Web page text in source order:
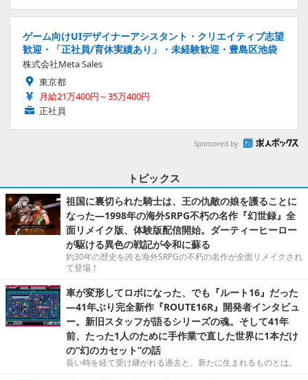
ゲーム向けUIデザイナーアシスタント・クリエイティブ志望
歓迎・「正社員/育休実績あり」・未経験歓迎・豊島区池袋
株式会社Meta Sales
東京都
月給21万400円～35万400円
正社員
Sponsored by
トピックス
祖国に裏切られた騎士は、王の仇敵の娘を護ることに
なった―1998年の海外SRPG不朽の名作『幻世録』全
面リメイク版、体験版配信開始。ダーティーヒーロー
が駆ける異色の戦記が令和に蘇る
約30年の歴史を誇る海外SRPGの不朽の名作が全面リメイクされ
て登場！
車が変形してロボになった、でも『ルート16』だった
―41年ぶり完全新作『ROUTE16R』開発者インタビュ
ー。新旧スタッフが語るシリーズの魂。そして41年
前、たった1人のために手作業で直した世界に1本だけ
の“幻のカセット”の話
長い時を経て受け継がれる過去と、新たに生まれるものとは。